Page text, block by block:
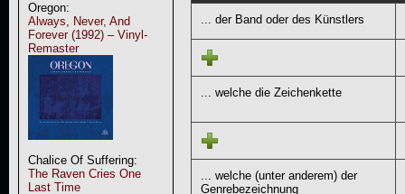
Oregon:
Always, Never, And
Forever (1992) – Vinyl-
Remaster
Chalice Of Suffering:
The Raven Cries One
Last Time
... der Band oder des Künstlers
... welche die Zeichenkette
... welche (unter anderem) der
Genrebezeichnung